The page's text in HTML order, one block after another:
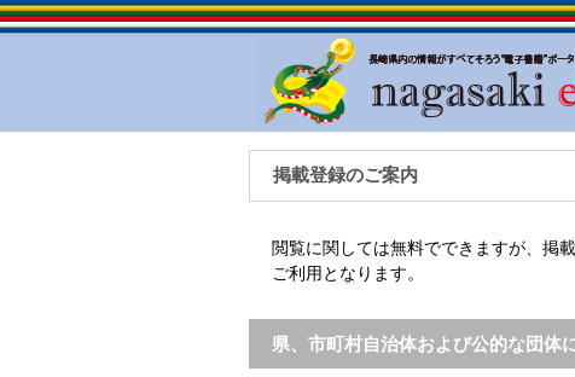
掲載登録のご案内
閲覧に関しては無料でできますが、掲
ご利用となります。
県、市町村自治体および公的な団体